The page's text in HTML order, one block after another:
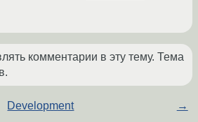
комментарии в эту тему. Тема
Development →